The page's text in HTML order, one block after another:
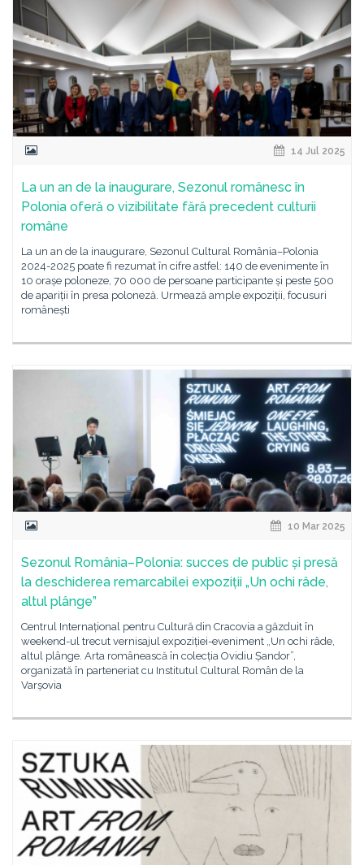
14 Jul 2025
La un an de la inaugurare, Sezonul românesc în
Polonia oferă o vizibilitate fără precedent culturii
române
La un an de la inaugurare, Sezonul Cultural România–Polonia
2024-2025 poate fi rezumat în cifre astfel: 140 de evenimente în
10 orașe poloneze, 70 000 de persoane participante și peste 500
de apariții în presa poloneză. Urmează ample expoziții, focusuri
românești
10 Mar 2025
Sezonul România–Polonia: succes de public și presă
la deschiderea remarcabilei expoziții „Un ochi râde,
altul plânge”
Centrul Internațional pentru Cultură din Cracovia a găzduit în
weekend-ul trecut vernisajul expoziției-eveniment „Un ochi râde,
altul plânge. Arta românească în colecția Ovidiu Șandor”,
organizată în parteneriat cu Institutul Cultural Român de la
Varșovia